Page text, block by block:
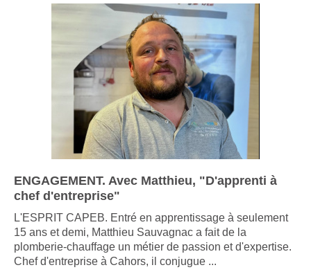
ENGAGEMENT. Avec Matthieu, "D'apprenti à
chef d'entreprise"
L'ESPRIT CAPEB. Entré en apprentissage à seulement
15 ans et demi, Matthieu Sauvagnac a fait de la
plomberie-chauffage un métier de passion et d'expertise.
Chef d'entreprise à Cahors, il conjugue ...